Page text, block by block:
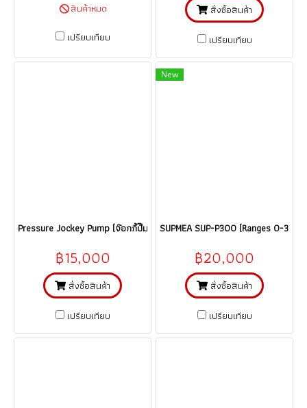
สินค้าหมด
เปรียบเทียบ
สั่งซื้อสินค้า
เปรียบเทียบ
Pressure Jockey Pump (จ๊อกกี้ปั๊ม) CLOSENSE : PRESSURE
฿15,000
สั่งซื้อสินค้า
เปรียบเทียบ
New
SUPMEA SUP-P300 (Ranges 0-
฿20,000
สั่งซื้อสินค้า
เปรียบเทียบ